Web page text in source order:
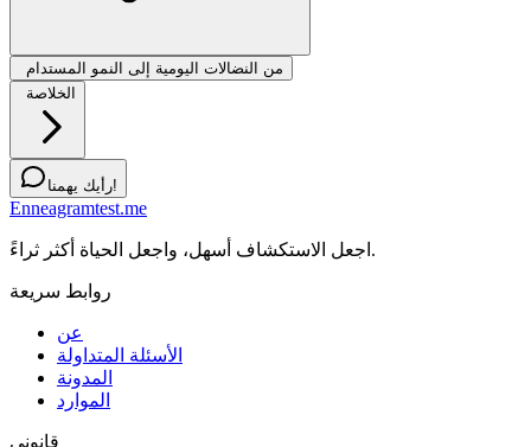
من النضالات اليومية إلى النمو المستدام
الخلاصة
رأيك يهمنا!
Enneagramtest.me
اجعل الاستكشاف أسهل، واجعل الحياة أكثر ثراءً.
روابط سريعة
عن
الأسئلة المتداولة
المدونة
الموارد
قانوني